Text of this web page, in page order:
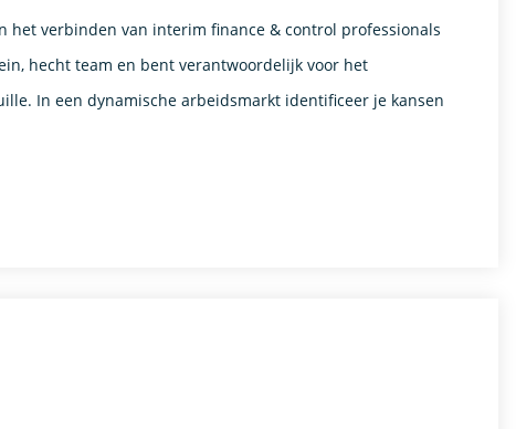
het verbinden van interim finance & control professionals
hecht team en bent verantwoordelijk voor het
In een dynamische arbeidsmarkt identificeer je kansen